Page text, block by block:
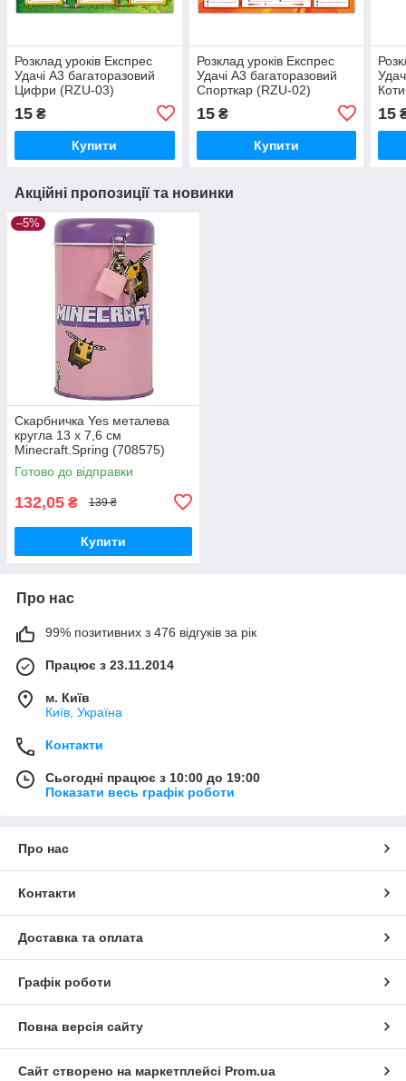
Розклад уроків Експрес
Удачі А3 багаторазовий
Цифри (RZU-03)
15 ₴
Купити
Розклад уроків Експрес
Удачі А3 багаторазовий
Спорткар (RZU-02)
15₴
Купити
15
Акційні пропозиції та новинки
–5%
Скарбничка Yes металева
кругла 13 х 7,6 см
Minecraft.Spring (708575)
Готово до відправки
132,05 ₴ 139 ₴
Купити
Про нас
99% позитивних з 476 відгуків за рік
Працює з 23.11.2014
м. Київ
Київ, Україна
Контакти
Сьогодні працює з 10:00 до 19:00
Показати весь графік роботи
Про нас
Контакти
Доставка та оплата
Графік роботи
Повна версія сайту
Сайт створено на маркетплейсі Prom.ua